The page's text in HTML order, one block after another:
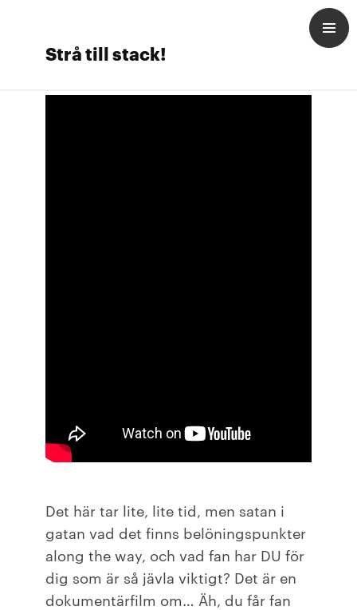
Strå till stack!
Det här tar lite, lite tid, men satan i
gatan vad det finns belöningspunkter
along the way, och vad fan har DU för
dig som är så jävla viktigt? Det är en
dokumentärfilm om… Äh, du får fan